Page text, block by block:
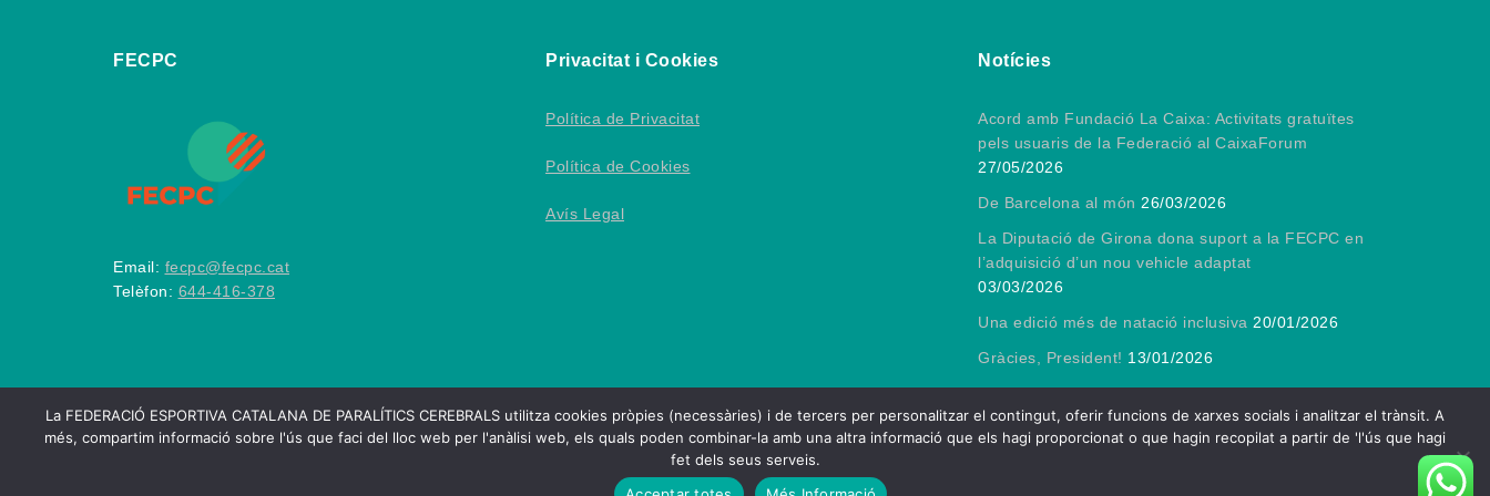
FECPC
Email: fecpc@fecpc.cat
Telèfon: 644-416-378
Privacitat i Cookies
Política de Privacitat
Política de Cookies
Avís Legal
Notícies
Acord amb Fundació La Caixa: Activitats gratuïtes
pels usuaris de la Federació al CaixaForum
27/05/2026
De Barcelona al món 26/03/2026
La Diputació de Girona dona suport a la FECPC en
l’adquisició d’un nou vehicle adaptat
03/03/2026
Una edició més de natació inclusiva 20/01/2026
Gràcies, President! 13/01/2026
FECPC – Federació Esportiva Catalana de Persones amb Lesió Cerebral
La FEDERACIÓ ESPORTIVA CATALANA DE PARALÍTICS CEREBRALS utilitza cookies pròpies (necessàries) i de tercers per personalitzar el contingut, oferir funcions de xarxes socials i analitzar el trànsit. A
més, compartim informació sobre l'ús que faci del lloc web per l'anàlisi web, els quals poden combinar-la amb una altra informació que els hagi proporcionat o que hagin recopilat a partir de 'l'ús que hagi
fet dels seus serveis.